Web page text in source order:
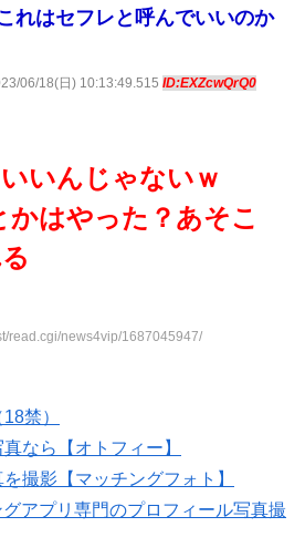
れはセフレと呼んでいいのか
06/18(日) 10:13:49.515 ID:EXZcwQrQ0
いんじゃないｗ
かはやった？あそこ
read.cgi/news4vip/1687045947/
禁）
なら【オトフィー】
撮影【マッチングフォト】
グアプリ専門のプロフィール写真撮